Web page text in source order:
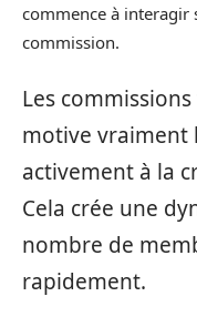
commence à interagir
commission.
Les
motive vraiment
activement à la
Cela crée une
nombre de
rapidement.